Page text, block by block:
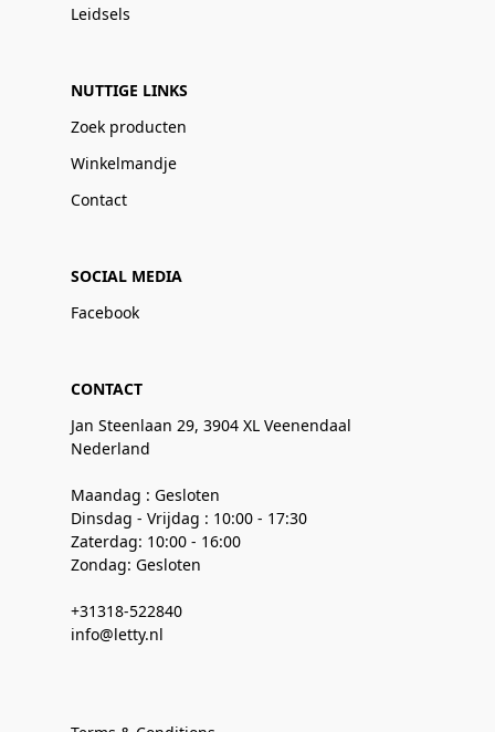
Leidsels
NUTTIGE LINKS
Zoek producten
Winkelmandje
Contact
SOCIAL MEDIA
Facebook
CONTACT
Jan Steenlaan 29, 3904 XL Veenendaal
Nederland
Maandag : Gesloten
Dinsdag - Vrijdag : 10:00 - 17:30
Zaterdag: 10:00 - 16:00
Zondag: Gesloten
+31318-522840
info@letty.nl